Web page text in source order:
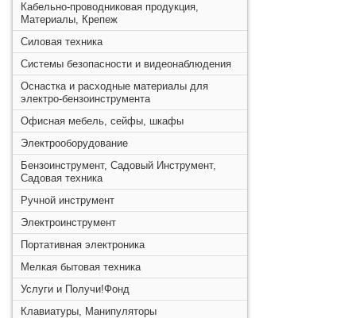
Кабельно-проводниковая продукция,
Материалы, Крепеж
Силовая техника
Системы безопасности и видеонаблюдения
Оснастка и расходные материалы для
электро-бензоинструмента
Офисная мебель, сейфы, шкафы
Электрооборудование
Бензоинструмент, Садовый Инструмент,
Садовая техника
Ручной инструмент
Электроинструмент
Портативная электроника
Мелкая бытовая техника
Услуги и Получи!Фонд
Клавиатуры, Манипуляторы